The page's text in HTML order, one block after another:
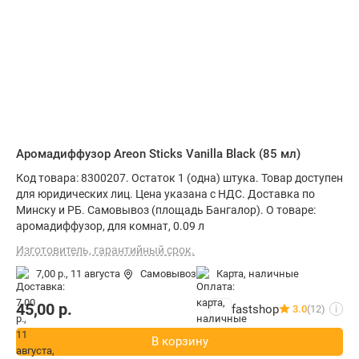
Аромадиффузор Areon Sticks Vanilla Black (85 мл)
Код товара: 8300207. Остаток 1 (одна) штука. Товар доступен
для юридических лиц. Цена указана с НДС. Доставка по
Минску и РБ. Самовывоз (площадь Бангалор). О товаре:
аромадиффузор, для комнат, 0.09 л
Изготовитель, гарантийный срок.
7,00 р., 11 августа Самовывоз карта, наличные
45,00 р. fastshop 3.0(12) i
В корзину